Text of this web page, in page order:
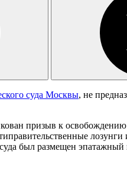
суда Москвы, не
призыв к
был размещен